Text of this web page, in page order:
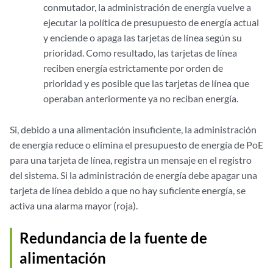
conmutador, la administración de energía vuelve a
ejecutar la política de presupuesto de energía actual
y enciende o apaga las tarjetas de línea según su
prioridad. Como resultado, las tarjetas de línea
reciben energía estrictamente por orden de
prioridad y es posible que las tarjetas de línea que
operaban anteriormente ya no reciban energía.
Si, debido a una alimentación insuficiente, la administración
de energía reduce o elimina el presupuesto de energía de PoE
para una tarjeta de línea, registra un mensaje en el registro
del sistema. Si la administración de energía debe apagar una
tarjeta de línea debido a que no hay suficiente energía, se
activa una alarma mayor (roja).
Redundancia de la fuente de
alimentación